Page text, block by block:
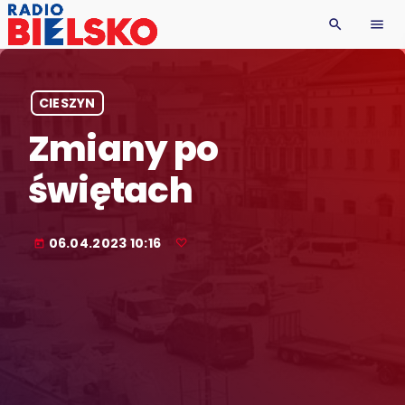
search menu
CIESZYN
Zmiany po
świętach
today 06.04.2023 10:16